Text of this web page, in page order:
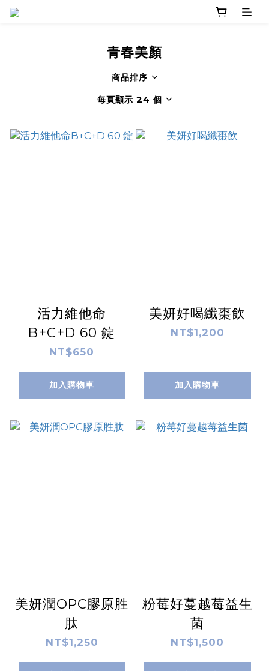
青春美顏
商品排序
每頁顯示 24 個
活力維他命
B+C+D 60 錠
NT$650
加入購物車
美妍好喝纖棗飲
NT$1,200
加入購物車
美妍潤OPC膠原胜
肽
NT$1,250
粉莓好蔓越莓益生
菌
NT$1,500